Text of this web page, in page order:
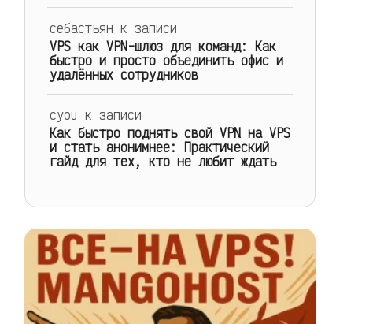
себастьян к записи
VPS как VPN-шлюз для команд: Как
быстро и просто объединить офис и
удалённых сотрудников
cyou к записи
Как быстро поднять свой VPN на VPS
и стать анонимнее: Практический
гайд для тех, кто не любит ждать